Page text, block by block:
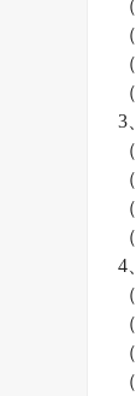
（
（
（
（
3
（
（
（
（
4
（
（
（
（